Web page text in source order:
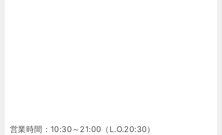
営業時間：10:30～21:00（L.O.20:30）